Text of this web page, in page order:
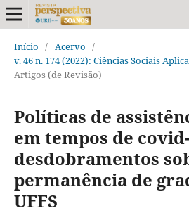
Início / Acervo /
v. 46 n. 174 (2022): Ciências Sociais
Artigos (de Revisão)
Políticas de
em tempos de
desdobramentos
permanência de
UFFS